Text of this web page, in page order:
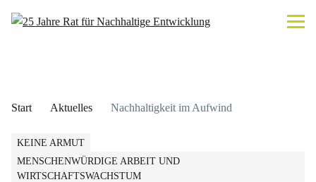
Start Aktuelles Nachhaltigkeit im Aufwind
KEINE ARMUT
MENSCHENWÜRDIGE ARBEIT UND
WIRTSCHAFTSWACHSTUM